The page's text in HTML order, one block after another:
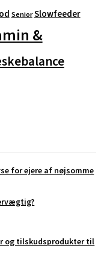
Senior Slowfeeder
&
for ejere af nøjsomme
og tilskudsprodukter til